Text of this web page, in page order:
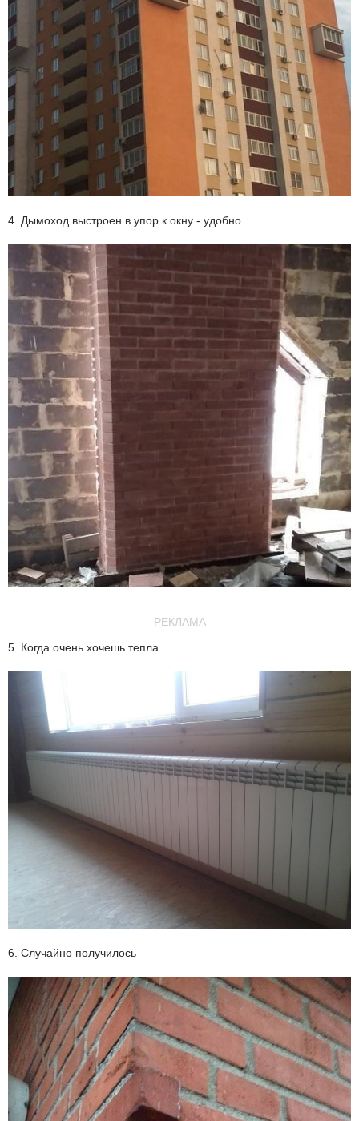
4. Дымоход выстроен в упор к окну - удобно
РЕКЛАМА
5. Когда очень хочешь тепла
6. Случайно получилось